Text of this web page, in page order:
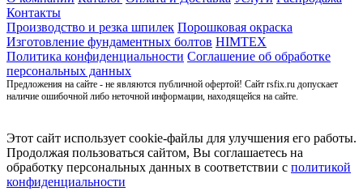
Контакты
Производство и резка шпилек Порошковая окраска
Изготовление фундаментных болтов HIMTEX
Политика конфиденциальности Соглашение об обработке
персональных данных
Предложения на сайте - не являются публичной офертой! Сайт rsfix.ru допускает
наличие ошибочной либо неточной информации, находящейся на сайте.
Этот сайт использует cookie-файлы для улучшения его работы.
Продолжая пользоваться сайтом, Вы соглашаетесь на
обработку персональных данных в соответствии с политикой
конфиденциальности